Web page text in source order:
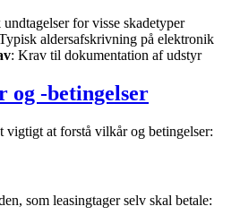
for visse skadetyper
aldersafskrivning på elektronik
: Krav til dokumentation af udstyr
-betingelser
vigtigt at forstå vilkår og betingelser:
som leasingtager selv skal betale: